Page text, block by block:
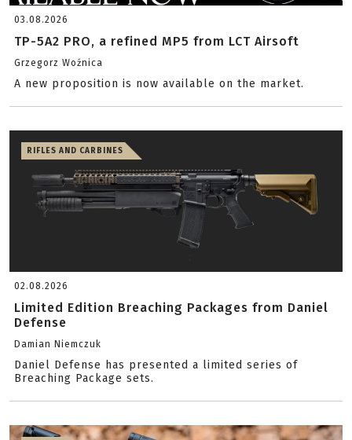
03.08.2026
TP-5A2 PRO, a refined MP5 from LCT Airsoft
Grzegorz Woźnica
A new proposition is now available on the market.
RIFLES AND CARBINES
02.08.2026
Limited Edition Breaching Packages from Daniel
Defense
Damian Niemczuk
Daniel Defense has presented a limited series of
Breaching Package sets.